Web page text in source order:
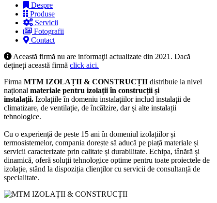
Despre
Produse
Servicii
Fotografii
Contact
Această firmă nu are informaţii actualizate din 2021. Dacă
dețineți această firmă click aici.
Firma MTM IZOLAȚII & CONSTRUCȚII distribuie la nivel
național materiale pentru izolații în construcții și
instalații. Izolațiile în domeniu instalațiilor includ instalații de
climatizare, de ventilație, de încălzire, dar și alte instalații
tehnologice.
Cu o experiență de peste 15 ani în domeniul izolațiilor și
termosistemelor, compania dorește să aducă pe piață materiale și
servicii caracterizate prin calitate și durabilitate. Echipa, tânără și
dinamică, oferă soluții tehnologice optime pentru toate proiectele de
izolație, stând la dispoziția clienților cu servicii de consultanță de
specialitate.